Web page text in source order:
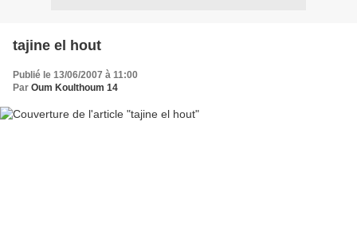
tajine el hout
Publié le 13/06/2007 à 11:00
Par Oum Koulthoum 14